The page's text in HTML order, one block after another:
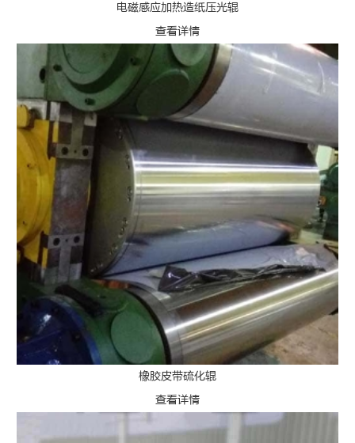
电磁感应加热造纸压光辊
查看详情
橡胶皮带硫化辊
查看详情